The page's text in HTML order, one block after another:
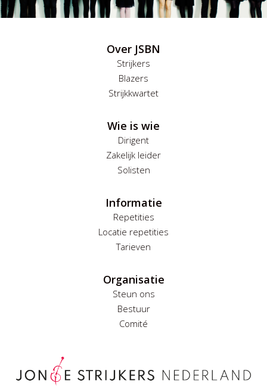
Over JSBN
Strijkers
Blazers
Strijkkwartet
Wie is wie
Dirigent
Zakelijk leider
Solisten
Informatie
Repetities
Locatie repetities
Tarieven
Organisatie
Steun ons
Bestuur
Comité